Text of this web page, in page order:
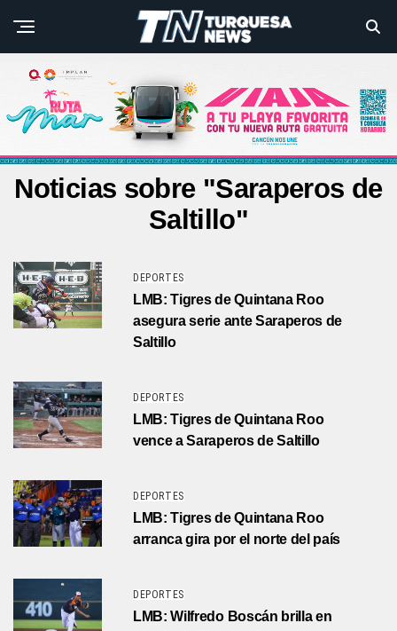
Noticias sobre "Saraperos de
Saltillo"
DEPORTES
LMB: Tigres de Quintana Roo
asegura serie ante Saraperos de
Saltillo
DEPORTES
LMB: Tigres de Quintana Roo
vence a Saraperos de Saltillo
DEPORTES
LMB: Tigres de Quintana Roo
arranca gira por el norte del país
DEPORTES
LMB: Wilfredo Boscán brilla en